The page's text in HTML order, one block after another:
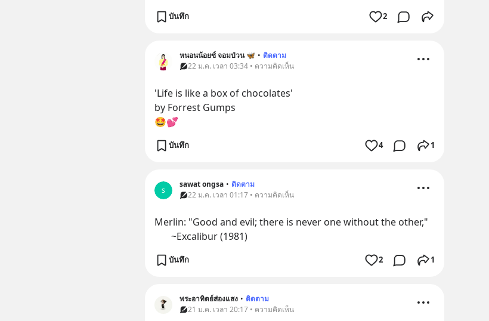
บันทึก 2
หนอนน้อยซ์ จอมป่วน 🦋 • ติดตาม
22 ม.ค. เวลา 03:34 • ความคิดเห็น
'Life is like a box of chocolates'
by Forrest Gumps
🤩💕
บันทึก 4 1
s
sawat ongsa • ติดตาม
22 ม.ค. เวลา 01:17 • ความคิดเห็น
Merlin: "Good and evil; there is never one without the other,"
       ~Excalibur (1981)
บันทึก 2 1
พระอาทิตย์ส่องแสง • ติดตาม
21 ม.ค. เวลา 20:17 • ความคิดเห็น